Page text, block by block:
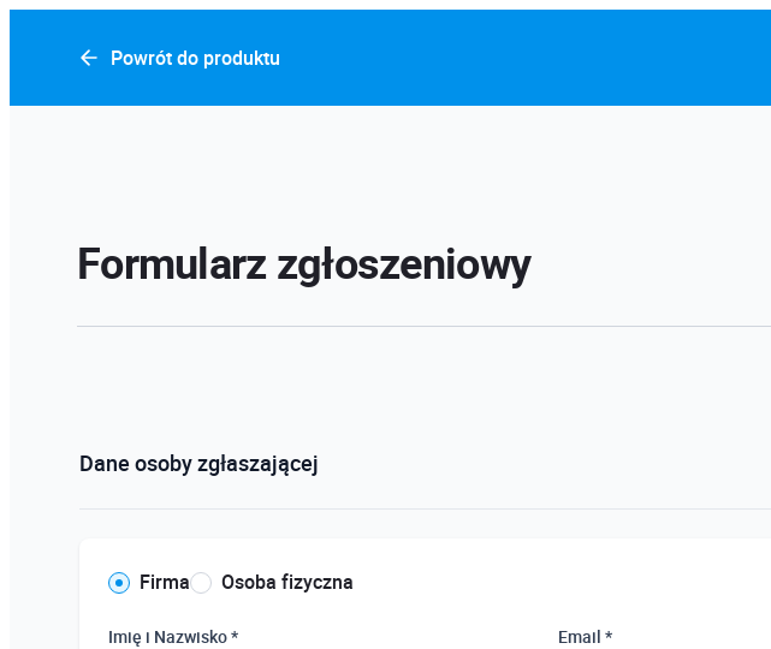
Powrót do produktu
Formularz zgłoszeniowy
Dane osoby zgłaszającej
Firma Osoba fizyczna
Imię i Nazwisko * Email *